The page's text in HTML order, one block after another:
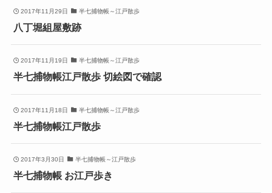
2017年11月29日 半七捕物帳～江戸散歩
八丁堀組屋敷跡
2017年11月19日 半七捕物帳～江戸散歩
半七捕物帳江戸散歩 切絵図で確認
2017年11月18日 半七捕物帳～江戸散歩
半七捕物帳江戸散歩
2017年3月30日 半七捕物帳～江戸散歩
半七捕物帳 お江戸歩き